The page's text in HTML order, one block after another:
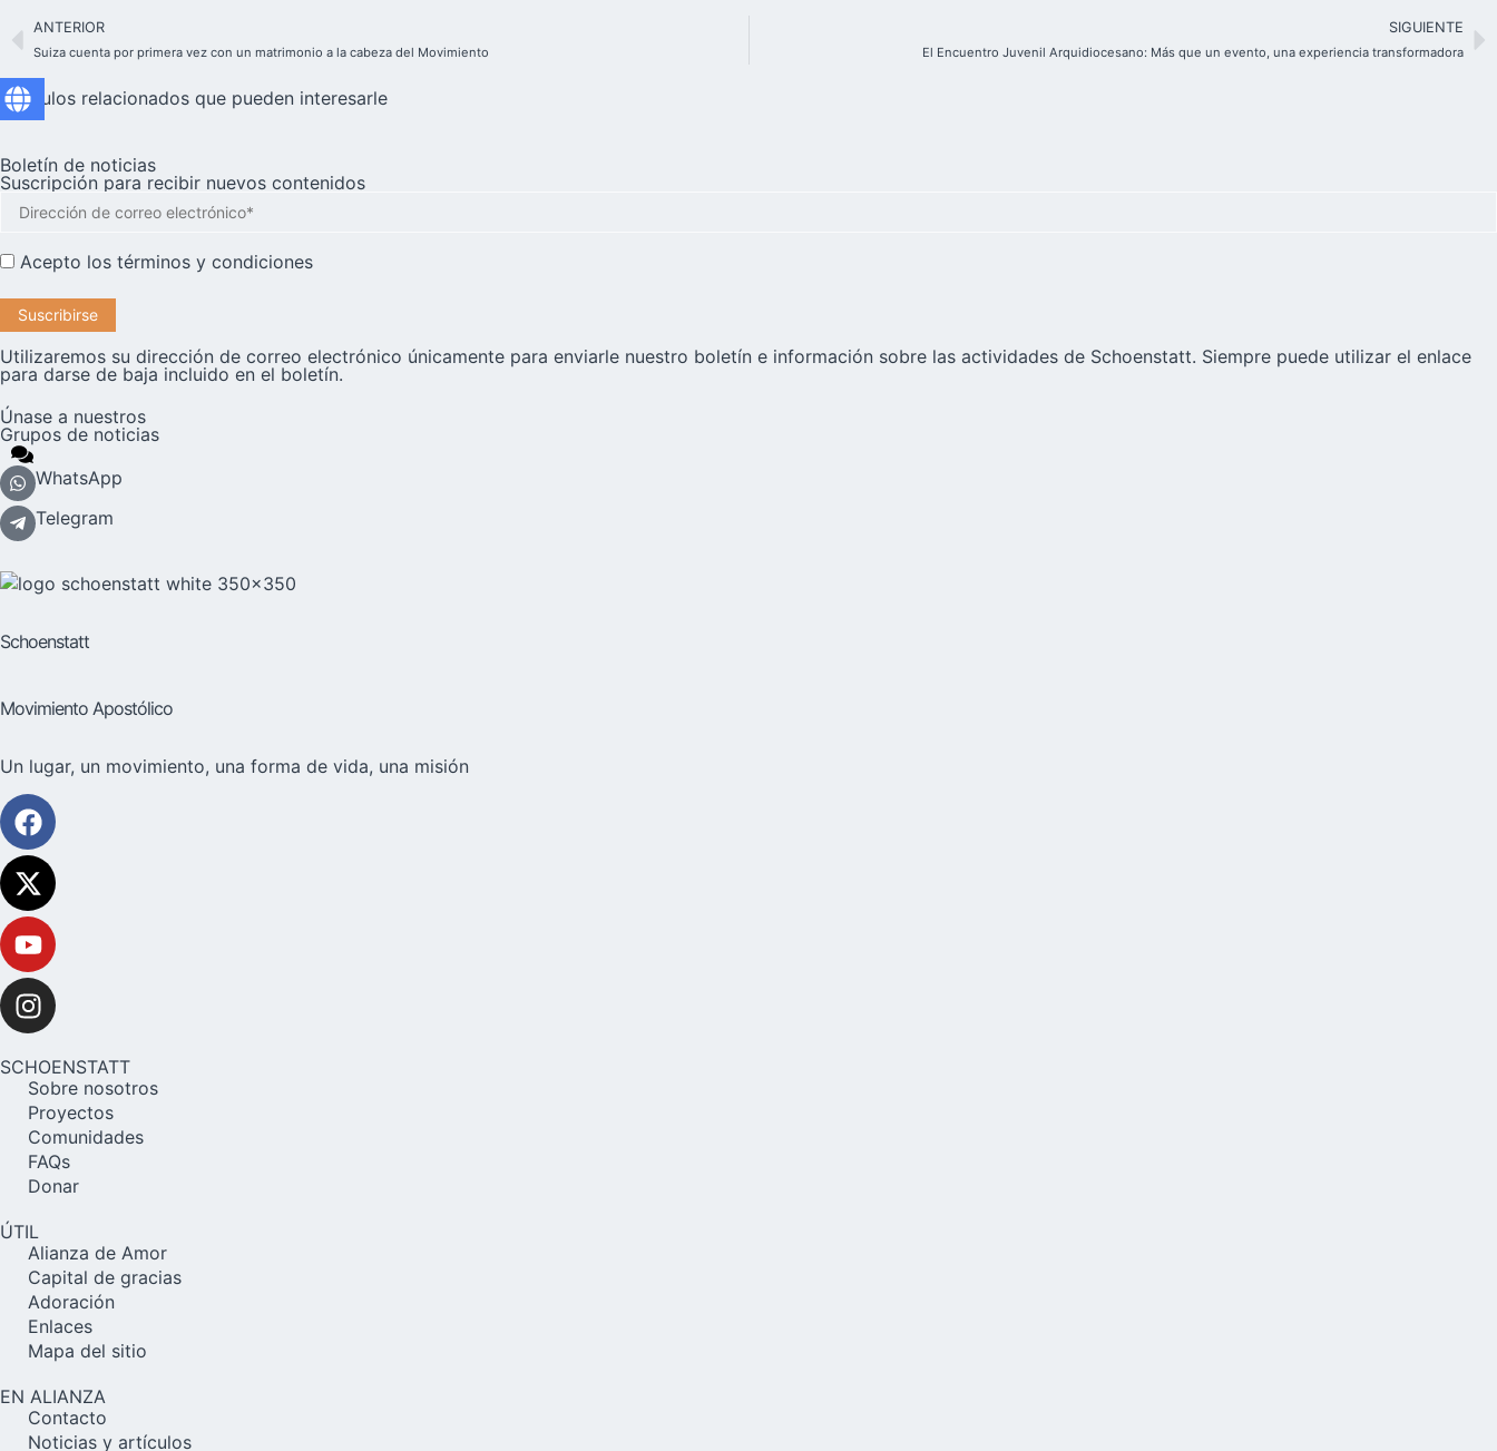
ANTERIOR
Suiza cuenta por primera vez con un matrimonio a la cabeza del Movimiento
SIGUIENTE
El Encuentro Juvenil Arquidiocesano: Más que un evento, una experiencia transformadora
Artículos relacionados que pueden interesarle
Boletín de noticias
Suscripción para recibir nuevos contenidos
Acepto los términos y condiciones
Utilizaremos su dirección de correo electrónico únicamente para enviarle nuestro boletín e información sobre las actividades de Schoenstatt. Siempre puede utilizar el enlace
para darse de baja incluido en el boletín.
Únase a nuestros
Grupos de noticias
WhatsApp
Telegram
Schoenstatt
Movimiento Apostólico
Un lugar, un movimiento, una forma de vida, una misión
SCHOENSTATT
Sobre nosotros
Proyectos
Comunidades
FAQs
Donar
ÚTIL
Alianza de Amor
Capital de gracias
Adoración
Enlaces
Mapa del sitio
EN ALIANZA
Contacto
Noticias y artículos